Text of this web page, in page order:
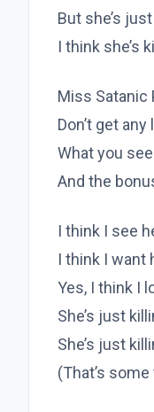
But she’s
I think she’s
Miss Satanic
Don’t get
What you
And the
I think I see
I think I want
Yes, I think I
She’s just
She’s just
(That’s